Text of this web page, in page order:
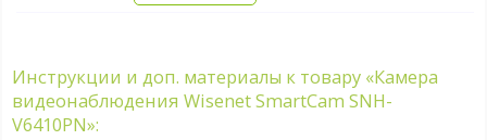
Инструкции и доп. материалы к товару «Камера
видеонаблюдения Wisenet SmartCam SNH-
V6410PN»: